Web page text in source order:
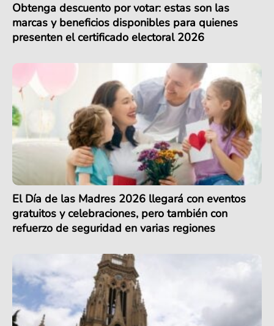
Obtenga descuento por votar: estas son las
marcas y beneficios disponibles para quienes
presenten el certificado electoral 2026
El Día de las Madres 2026 llegará con eventos
gratuitos y celebraciones, pero también con
refuerzo de seguridad en varias regiones